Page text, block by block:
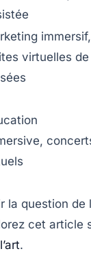
immersif,
virtuelles de
la question de
cet article
.